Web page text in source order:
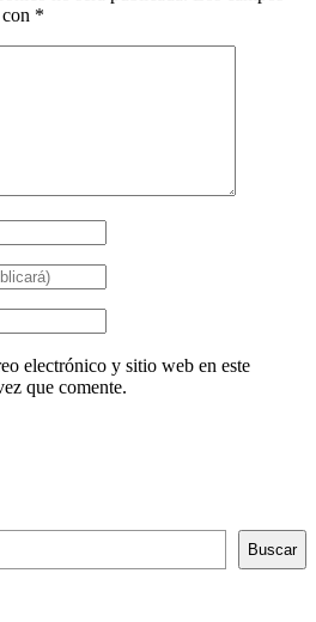
*
electrónico y sitio web en este
que comente.
Buscar